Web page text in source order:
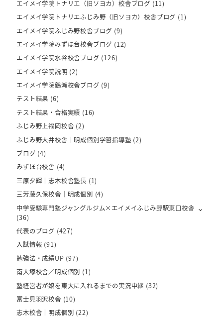
エイメイ学院トナリエ（旧ソヨカ）校舎ブログ (11)
エイメイ学院トナリエふじみ野（旧ソヨカ）校舎ブログ (1)
エイメイ学院ふじみ野校舎ブログ (9)
エイメイ学院みずほ台校舎ブログ (12)
エイメイ学院水谷校舎ブログ (126)
エイメイ学院説明 (2)
エイメイ学院鶴瀬校舎ブログ (9)
テスト結果 (6)
テスト結果・合格実績 (16)
ふじみ野上福岡校舎 (2)
ふじみ野大井校舎｜明成個別学習指導塾 (2)
ブログ (4)
みずほ台校舎 (4)
三原夕輝｜志木校舎塾長 (1)
三芳藤久保校舎｜明成個別 (4)
中学受験専門塾ジャングルジム×エイメイふじみ野駅東口校舎
(36)
代表のブログ (427)
入試情報 (91)
勉強法・成績UP (97)
南大塚校舎／明成個別 (1)
塾経営者が娘を東大に入れるまでの実況中継 (32)
富士見羽沢校舎 (10)
志木校舎｜明成個別 (22)